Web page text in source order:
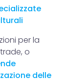
per la
o
delle